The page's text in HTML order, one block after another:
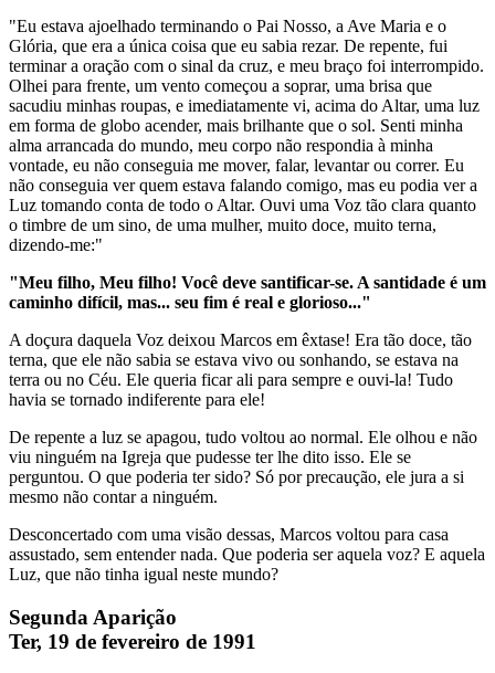
"Eu estava ajoelhado terminando o Pai Nosso, a Ave Maria e o
Glória, que era a única coisa que eu sabia rezar. De repente, fui
terminar a oração com o sinal da cruz, e meu braço foi interrompido.
Olhei para frente, um vento começou a soprar, uma brisa que
sacudiu minhas roupas, e imediatamente vi, acima do Altar, uma luz
em forma de globo acender, mais brilhante que o sol. Senti minha
alma arrancada do mundo, meu corpo não respondia à minha
vontade, eu não conseguia me mover, falar, levantar ou correr. Eu
não conseguia ver quem estava falando comigo, mas eu podia ver a
Luz tomando conta de todo o Altar. Ouvi uma Voz tão clara quanto
o timbre de um sino, de uma mulher, muito doce, muito terna,
dizendo-me:"
"Meu filho, Meu filho! Você deve santificar-se. A santidade é um
caminho difícil, mas... seu fim é real e glorioso..."
A doçura daquela Voz deixou Marcos em êxtase! Era tão doce, tão
terna, que ele não sabia se estava vivo ou sonhando, se estava na
terra ou no Céu. Ele queria ficar ali para sempre e ouvi-la! Tudo
havia se tornado indiferente para ele!
De repente a luz se apagou, tudo voltou ao normal. Ele olhou e não
viu ninguém na Igreja que pudesse ter lhe dito isso. Ele se
perguntou. O que poderia ter sido? Só por precaução, ele jura a si
mesmo não contar a ninguém.
Desconcertado com uma visão dessas, Marcos voltou para casa
assustado, sem entender nada. Que poderia ser aquela voz? E aquela
Luz, que não tinha igual neste mundo?
Segunda Aparição
Ter, 19 de fevereiro de 1991